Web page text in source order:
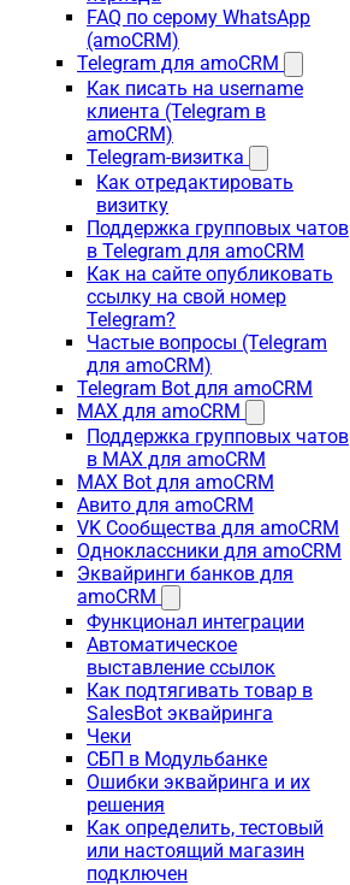
FAQ по серому WhatsApp
(amoCRM)
Telegram для amoCRM
Как писать на username
клиента (Telegram в
amoCRM)
Telegram-визитка
Как отредактировать
визитку
Поддержка групповых чатов
в Telegram для amoCRM
Как на сайте опубликовать
ссылку на свой номер
Telegram?
Частые вопросы (Telegram
для amoCRM)
Telegram Bot для amoCRM
MAX для amoCRM
Поддержка групповых чатов
в MAX для amoCRM
MAX Bot для amoCRM
Авито для amoCRM
VK Сообщества для amoCRM
Одноклассники для amoCRM
Эквайринги банков для
amoCRM
Функционал интеграции
Автоматическое
выставление ссылок
Как подтягивать товар в
SalesBot эквайринга
Чеки
СБП в Модульбанке
Ошибки эквайринга и их
решения
Как определить, тестовый
или настоящий магазин
подключен